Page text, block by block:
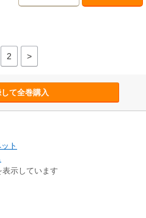
2 >
て全巻購入
ト
示しています